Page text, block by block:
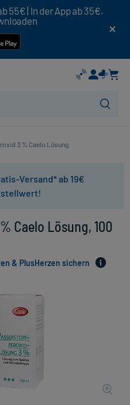
55€ | In der App ab 35€.
3 % Caelo Lösung
Versand* ab 19€
Caelo Lösung, 100
& PlusHerzen sichern